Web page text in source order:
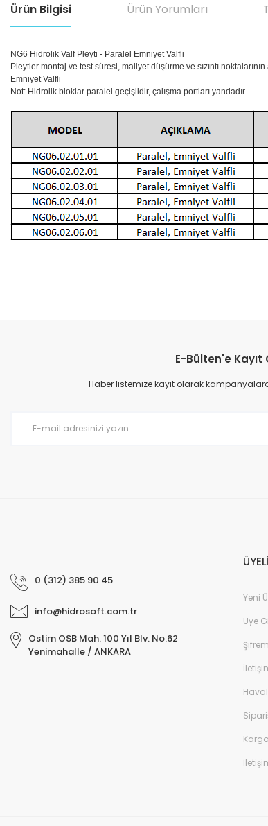
Ürün Bilgisi Ürün Yorumları
NG6 Hidrolik Valf Pleyti - Paralel Emniyet Valfli
Pleytler montaj ve test süresi, maliyet düşürme ve sızıntı
Emniyet Valfli
Not: Hidrolik bloklar paralel geçişlidir, çalışma portları yandadır.
Ürün resmi kalitesiz, bozuk veya görüntülenemiyor.
Ürün açıklamasında eksik bilgiler bulunuyor.
E-Bülten'e Kayıt
Haber listemize kayıt olarak
0 (312) 385 90 45
info@hidrosoft.com.tr
Ostim OSB Mah. 100 Yıl Blv. No:62
Yenimahalle / ANKARA
Yeni
Üye